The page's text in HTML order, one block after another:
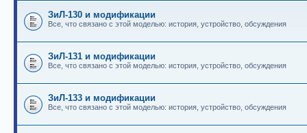
ЗиЛ-130 и модификации
Все, что связано с этой моделью: история, устройство, обсуждения
ЗиЛ-131 и модификации
Все, что связано с этой моделью: история, устройство, обсуждения
ЗиЛ-133 и модификации
Все, что связано с этой моделью: история, устройство, обсуждения